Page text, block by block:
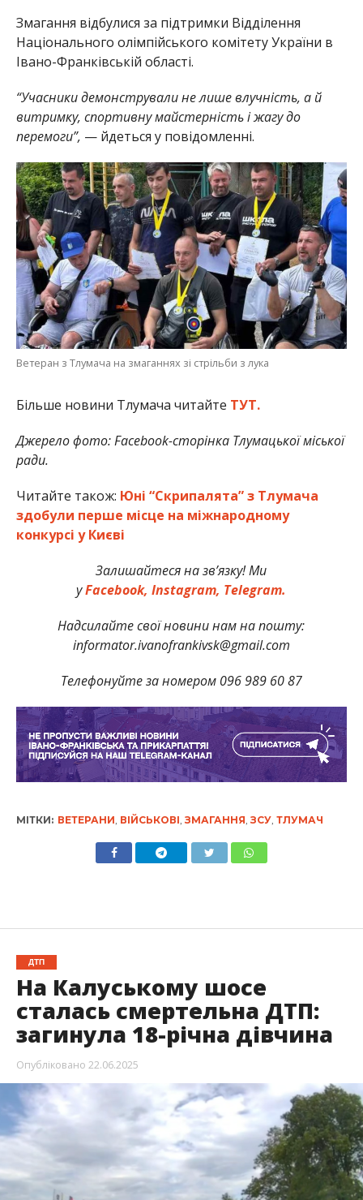
Змагання відбулися за підтримки Відділення
Національного олімпійського комітету України в
Івано-Франківській області.
“Учасники демонстрували не лише влучність, а й
витримку, спортивну майстерність і жагу до
перемоги”, — йдеться у повідомленні.
Ветеран з Тлумача на змаганнях зі стрільби з лука
Більше новини Тлумача читайте ТУТ.
Джерело фото: Facebook-сторінка Тлумацької міської
ради.
Читайте також: Юні “Скрипалята” з Тлумача
здобули перше місце на міжнародному
конкурсі у Києві
Залишайтеся на зв’язку! Ми
уFacebook, Instagram, Telegram.
Надсилайте свої новини нам на пошту:
informator.ivanofrankivsk@gmail.com
Телефонуйте за номером 096 989 60 87
МІТКИ: ВЕТЕРАНИ, ВІЙСЬКОВІ, ЗМАГАННЯ, ЗСУ, ТЛУМАЧ
ДТП
На Калуському шосе
сталась смертельна ДТП:
загинула 18-річна дівчина
Опубліковано 22.06.2025